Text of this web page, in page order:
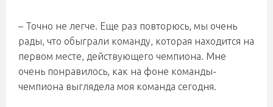
– Точно не легче. Еще раз повторюсь, мы очень
рады, что обыграли команду, которая находится на
первом месте, действующего чемпиона. Мне
очень понравилось, как на фоне команды-
чемпиона выглядела моя команда сегодня.